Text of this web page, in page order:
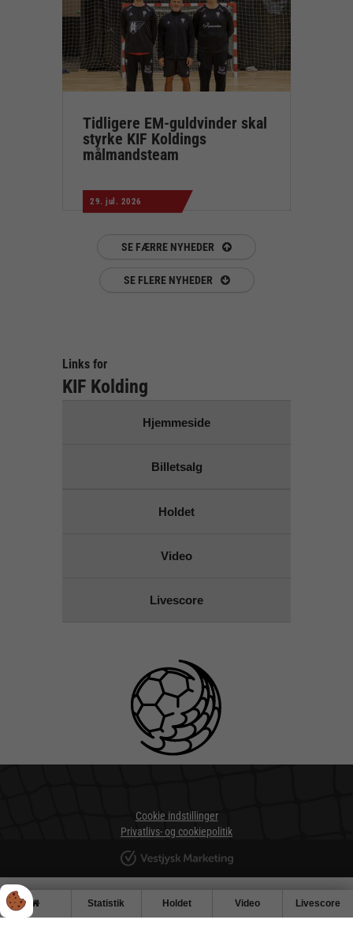
Statistik Holdet Video Livescore
Tidligere EM-guldvinder skal
styrke KIF Koldings
målmandsteam
29. jul. 2026
SE FÆRRE NYHEDER
SE FLERE NYHEDER
Links for
KIF Kolding
Hjemmeside
Billetsalg
Holdet
Video
Livescore
Cookie indstillinger
Privatlivs- og cookiepolitik